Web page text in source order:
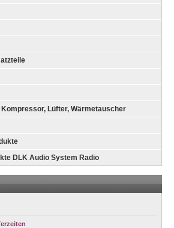
Lüfter, Wärmetauscher
DLK Audio System Radio